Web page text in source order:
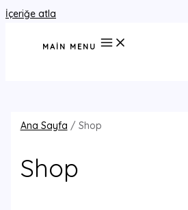
İçeriğe atla
MAIN MENU
Ana Sayfa / Shop
Shop